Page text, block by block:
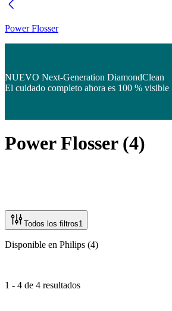
Power Flosser
NUEVO Next-Generation DiamondClean
El cuidado completo ahora es 100 % visible
Power Flosser(4)
Todos los filtros1
Disponible en Philips (4)
1 - 4 de 4 resultados